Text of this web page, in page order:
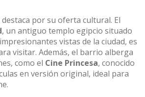
por su oferta cultural. El
, un antiguo templo egipcio situado
vistas de la ciudad, es
visitar. Además, el barrio alberga
como el Cine Princesa, conocido
en versión original, ideal para